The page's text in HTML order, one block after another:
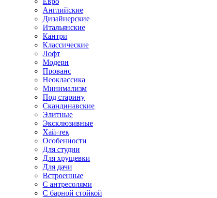
Английские
Дизайнерские
Итальянские
Кантри
Классические
Лофт
Модерн
Прованс
Неоклассика
Минимализм
Под старину
Скандинавские
Элитные
Эксклюзивные
Хай-тек
Особенности
Для студии
Для хрущевки
Для дачи
Встроенные
С антресолями
С барной стойкой